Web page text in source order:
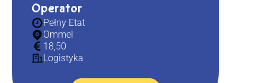
Operator
Pełny Etat
Ommel
18,50
Logistyka